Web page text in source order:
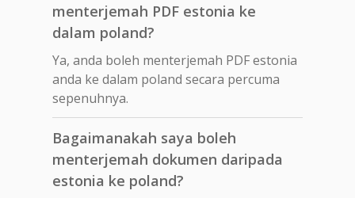
menterjemah PDF estonia ke
dalam poland?
Ya, anda boleh menterjemah PDF estonia
anda ke dalam poland secara percuma
sepenuhnya.
Bagaimanakah saya boleh
menterjemah dokumen daripada
estonia ke poland?